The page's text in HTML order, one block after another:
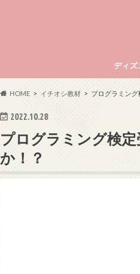
ディズ
HOME イチオシ教材 プログラミン
2022.10.28
プログラミング検
か！？